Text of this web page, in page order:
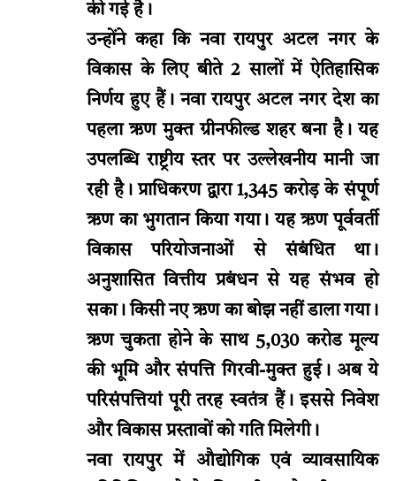
की गई है।
उन्होंने कहा कि नवा रायपुर अटल नगर के
विकास के लिए बीते 2 सालों में ऐतिहासिक
निर्णय हुए हैं। नवा रायपुर अटल नगर देश का
पहला ऋण मुक्त ग्रीनफील्ड शहर बना है। यह
उपलब्धि राष्ट्रीय स्तर पर उल्लेखनीय मानी जा
रही है। प्राधिकरण द्वारा 1,345 करोड़ के संपूर्ण
ऋण का भुगतान किया गया। यह ऋण पूर्ववर्ती
विकास परियोजनाओं से संबंधित था।
अनुशासित वित्तीय प्रबंधन से यह संभव हो
सका। किसी नए ऋण का बोझ नहीं डाला गया।
ऋण चुकता होने के साथ 5,030 करोड मूल्य
की भूमि और संपत्ति गिरवी-मुक्त हुई। अब ये
परिसंपत्तियां पूरी तरह स्वतंत्र हैं। इससे निवेश
और विकास प्रस्तावों को गति मिलेगी।
नवा रायपुर में औद्योगिक एवं व्यावसायिक